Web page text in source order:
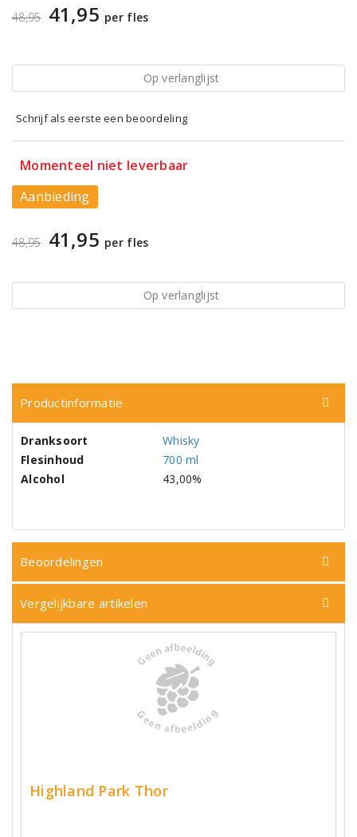
48,95 41,95 per fles
Op verlanglijst
Schrijf als eerste een beoordeling
Momenteel niet leverbaar
Aanbieding
48,95 41,95 per fles
Op verlanglijst
Productinformatie
Dranksoort
Whisky
Flesinhoud
700 ml
Alcohol
43,00%
Beoordelingen
Vergelijkbare artikelen
Highland Park Thor